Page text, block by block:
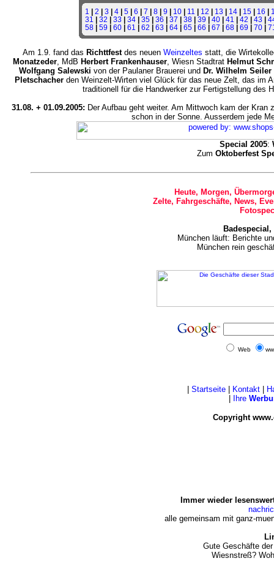
1 | 2 | 3 | 4| 5| 6 | 7 | 8| 9 | 10| 11 | 12 | 13 | 14| 15| 16 |
31 | 32 | 33 | 34| 35| 36 | 37 | 38| 39 | 40| 41 | 42 | 43 |
58| 59 | 60| 61 | 62 | 63 | 64| 65| 66 | 67 | 68| 69 | 70|
Am 1.9. fand das Richttfestdes neuen Weinzeltes statt, die
Monatzeder, MdB Herbert Frankenhauser, Wiesn Stadtrat Helmut
Wolfgang Salewski von der Paulaner Brauerei und Dr. Wilhelm Seiler
Pletschacher den Weinzelt-Wirten viel Glück für das neue Zelt, das im
traditionell für die Handwerker zur Fertigstellung des
31.08. + 01.09.2005: Der Aufbau geht weiter. Am Mittwoch kam der
schon in der Sonne. Ausserdem jede
Special 2005:
Zum Oktoberfest
Heute, Morgen,
Zelte, Fahrgeschäfte, News,
München läuft: Berichte
München rein
Web
Startseite| Kontakt|
Ihre
Copyright
Immer wieder
alle gemeinsam mit ganz-
Gute Geschäfte
Wiesnstreß?